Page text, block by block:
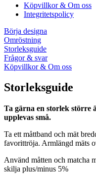
Köpvillkor & Om oss
Integritetspolicy
Börja designa
Omröstning
Storleksguide
Frågor & svar
Köpvillkor & Om oss
Storleksguide
Ta gärna en storlek större
upplevas små.
Ta ett måttband och mät
favorittröja. Armlängd mäts
Använd måtten och matcha
skilja plus/minus 5%